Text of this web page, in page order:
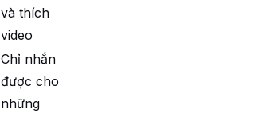
và thích
video
Chỉ nhắn
được cho
những